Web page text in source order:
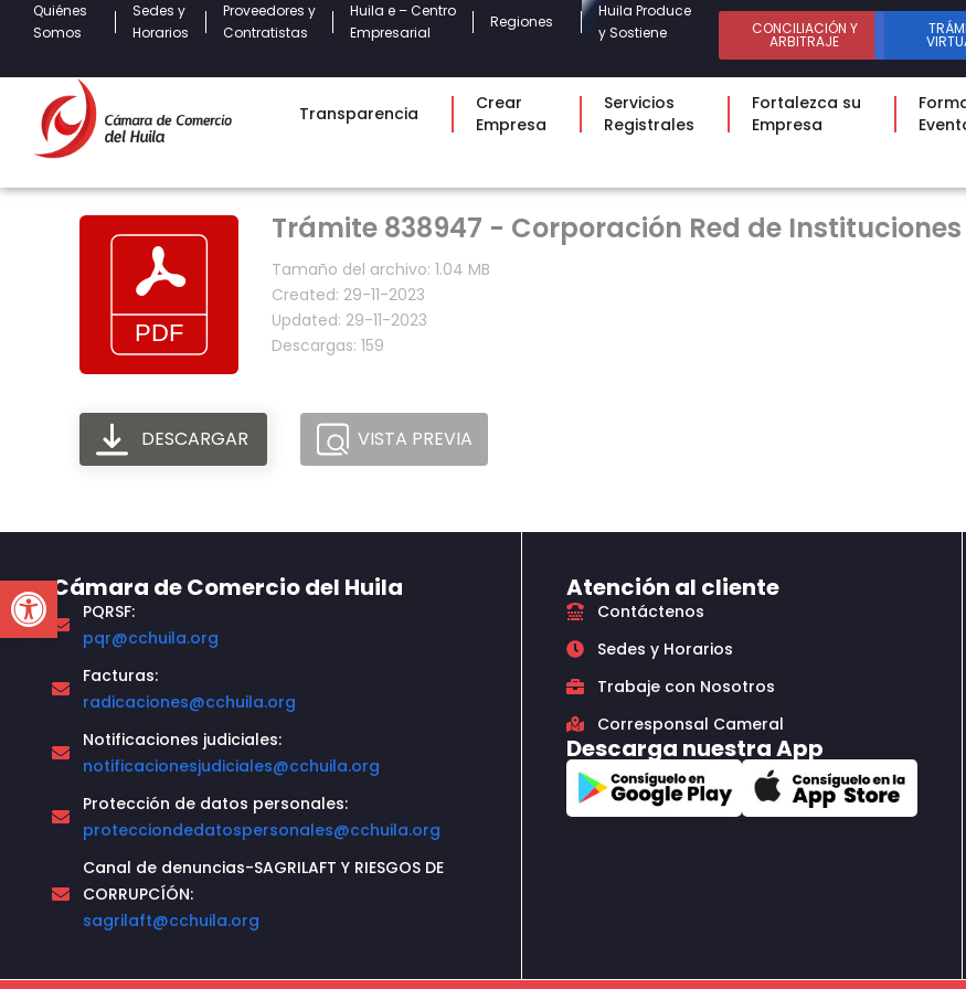
Open toolbar
Quiénes
Somos
Sedes y
Horarios
Proveedores y
Contratistas
Huila e – Centro
Empresarial
Regiones
Huila Produce
y Sostiene
CONCILIACIÓN Y
ARBITRAJE
Transparencia
Crear
Empresa
Servicios
Registrales
Fortalezca su
Empresa
Trámite 838947 - Corporación Red de
Tamaño del archivo: 1.04 MB
Created: 29-11-2023
Updated: 29-11-2023
Descargas: 159
DESCARGAR VISTA PREVIA
Cámara de Comercio del Huila
PQRSF:
pqr@cchuila.org
Facturas:
radicaciones@cchuila.org
Notificaciones judiciales:
notificacionesjudiciales@cchuila.org
Protección de datos personales:
protecciondedatospersonales@cchuila.org
Canal de denuncias-SAGRILAFT Y RIESGOS DE
CORRUPCÍÓN:
sagrilaft@cchuila.org
Atención al cliente
Contáctenos
Sedes y Horarios
Trabaje con Nosotros
Corresponsal Cameral
Descarga nuestra App